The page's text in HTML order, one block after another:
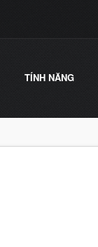
TÍNH NĂNG